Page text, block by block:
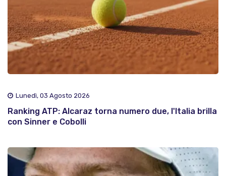
Lunedì, 03 Agosto 2026
Ranking ATP: Alcaraz torna numero due, l'Italia brilla
con Sinner e Cobolli